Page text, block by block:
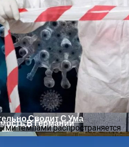
Сваи: Особенности
И Устройство
НАСА По Поводу Конца
Что Любовь
Сводит С Ума
В Германии